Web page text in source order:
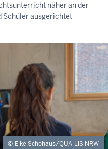
näher an der
Schüler ausgerichtet
Elke Schohaus/QUA-LiS NRW